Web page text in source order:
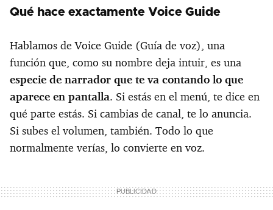
Qué hace exactamente Voice Guide
Hablamos de Voice Guide (Guía de voz), una
función que, como su nombre deja intuir, es una
especie de narrador que te va contando lo que
aparece en pantalla. Si estás en el menú, te dice en
qué parte estás. Si cambias de canal, te lo anuncia.
Si subes el volumen, también. Todo lo que
normalmente verías, lo convierte en voz.